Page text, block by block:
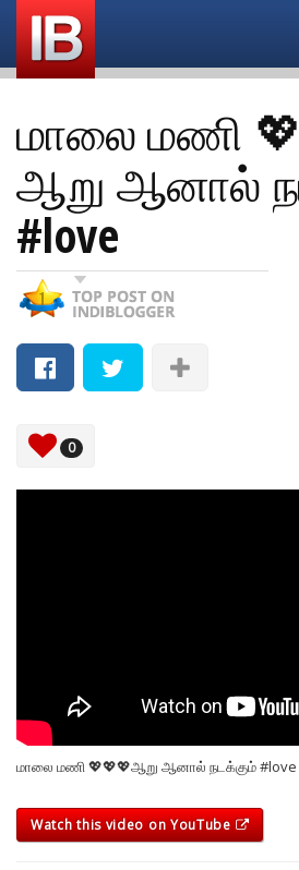
மாலை மணி
ஆறு ஆனால்
#love
0
மாலை மணி 💖💖💖ஆறு ஆனால் நடக்கும் #love
Watch this video on YouTube